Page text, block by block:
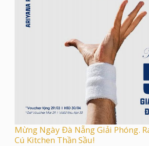
Mừng Ngày Đà Nẵng Giải Phóng.
Cú Kitchen Thần Sầu!